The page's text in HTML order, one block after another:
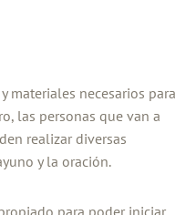
materiales necesarios para
las personas que van a
realizar diversas
y la oración.